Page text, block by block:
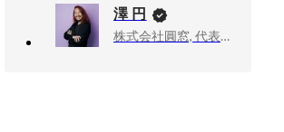
澤 円
株式会社圓窓, 代表取締役